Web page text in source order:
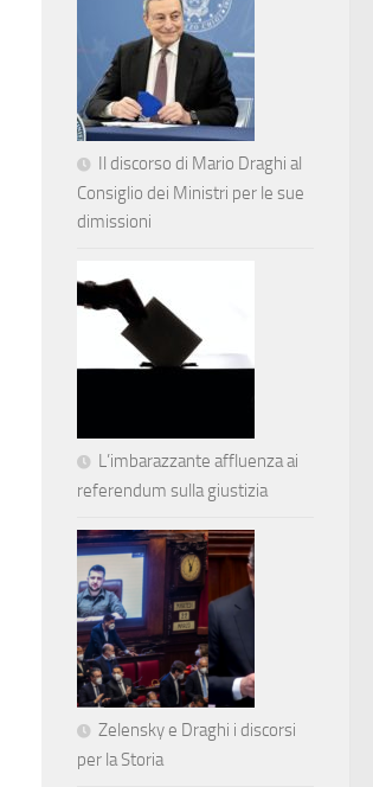
Il discorso di Mario Draghi al
Consiglio dei Ministri per le sue
dimissioni
L’imbarazzante affluenza ai
referendum sulla giustizia
Zelensky e Draghi i discorsi
per la Storia